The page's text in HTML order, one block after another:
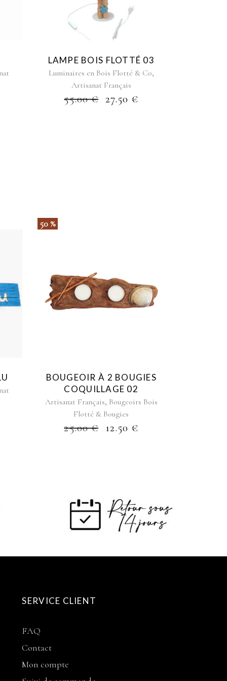
LAMPE BOIS FLOTTÉ 03
Luminaires en Bois Flotté & Co,
Artisanat Français
55.00€ 27.50 €
50 %
BOUGEOIR À 2 BOUGIES
COQUILLAGE 02
Artisanat Français, Bougeoirs Bois
Flotté & Bougies
25.00€ 12.50 €
SERVICE CLIENT
FAQ
Contact
Mon compte